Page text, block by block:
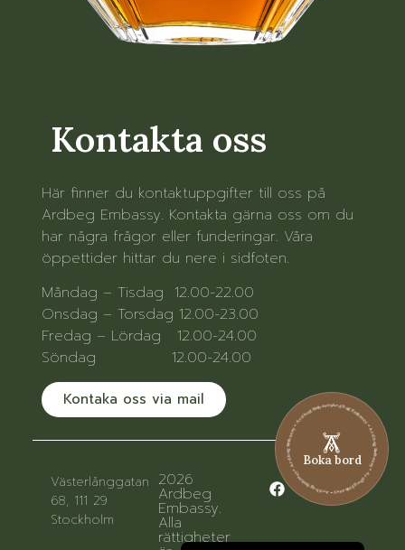
Ardbeg Embassy • Ardbeg Embassy • Ardbeg Embassy • Ardbeg Embassy • Ardbeg Embassy • Ardbeg Embassy
Boka bord
Kontakta oss
Här finner du kontaktuppgifter till oss på
Ardbeg Embassy. Kontakta gärna oss om du
har några frågor eller funderingar. Våra
öppettider hittar du nere i sidfoten.
Måndag – Tisdag 12.00-22.00
Onsdag – Torsdag 12.00-23.00
Fredag – Lördag 12.00-24.00
Söndag 12.00-24.00
Kontaka oss via mail
Västerlånggatan
68, 111 29
Stockholm
2026
Ardbeg
Embassy.
Alla
rättigheter